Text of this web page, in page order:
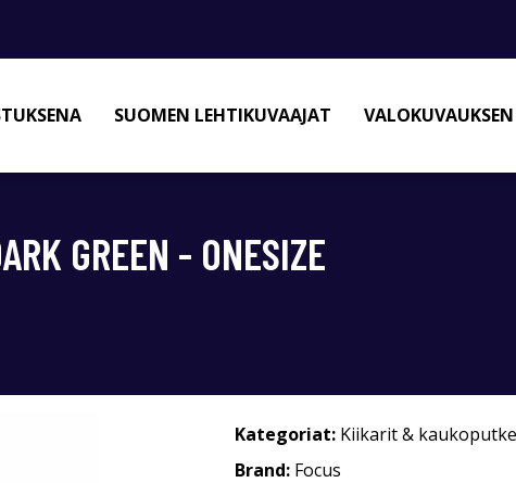
SUOMEN LEHTIKUVAAJAT
GREEN - ONESIZE
Kategoriat: Kiikarit &
Brand: Focus